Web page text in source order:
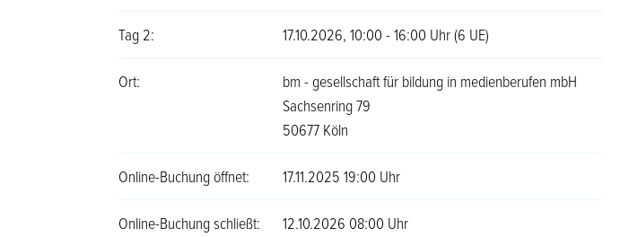
Tag 2: 17.10.2026, 10:00 - 16:00 Uhr (6 UE)
Ort:
bm - gesellschaft für bildung in medienberufen mbH
Sachsenring 79
50677 Köln
Online-Buchung öffnet: 17.11.2025 19:00 Uhr
Online-Buchung schließt: 12.10.2026 08:00 Uhr